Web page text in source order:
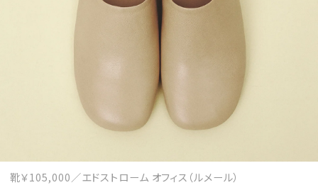
靴￥105,000／エドストローム オフィス（ルメール）